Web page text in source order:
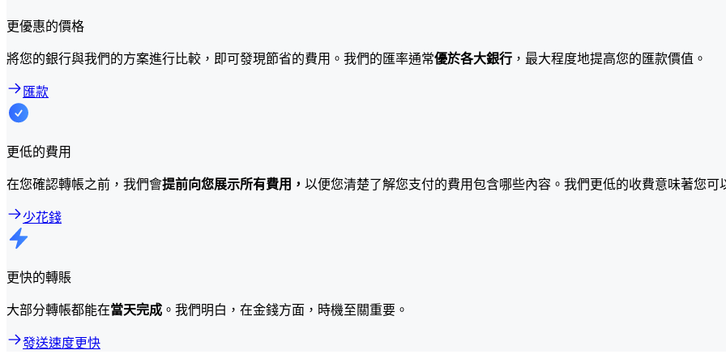
更優惠的價格
將您的銀行與我們的方案進行比較，即可發現節省的費用。我們的匯率通常優於各大銀行 ，最大程度地提高您的匯款價值。
匯款
更低的費用
在您確認轉帳之前，我們會提前向您展示所有費用， 以便您清楚了解您支付的費用包含哪些內容。我們更低的收費意味著您可
少花錢
更快的轉賬
大部分轉帳都能在當天完成 。我們明白，在金錢方面，時機至關重要。
發送速度更快